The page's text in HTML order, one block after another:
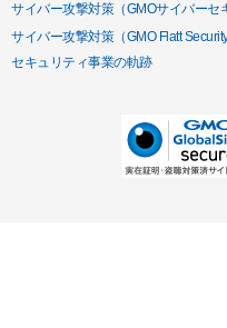
サイバー攻撃対策（GMOサイバーセ
サイバー攻撃対策（GMO Flatt Security
セキュリティ事業の軌跡